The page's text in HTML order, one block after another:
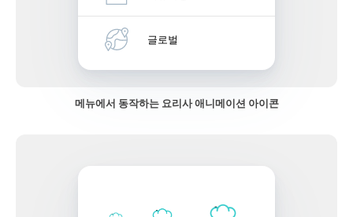
글로벌
메뉴에서 동작하는 요리사 애니메이션 아이콘